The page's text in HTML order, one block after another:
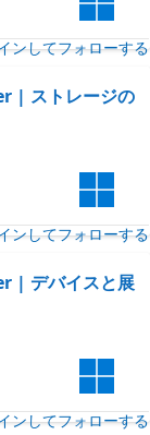
ンしてフォローする
| ストレージの
ンしてフォローする
| デバイスと展
ンしてフォローする